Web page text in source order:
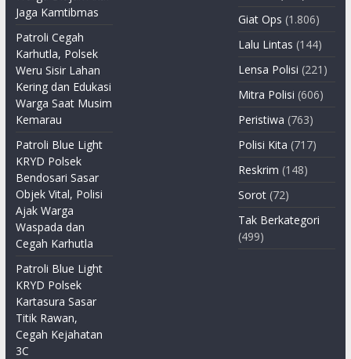
Jaga Kamtibmas
Patroli Cegah
Karhutla, Polsek
Weru Sisir Lahan
Kering dan Edukasi
Warga Saat Musim
Kemarau
Patroli Blue Light
KRYD Polsek
Bendosari Sasar
Objek Vital, Polisi
Ajak Warga
Waspada dan
Cegah Karhutla
Patroli Blue Light
KRYD Polsek
Kartasura Sasar
Titik Rawan,
Cegah Kejahatan
3C
Giat Ops (1.806)
Lalu Lintas (144)
Lensa Polisi (221)
Mitra Polisi (606)
Peristiwa (763)
Polisi Kita (717)
Reskrim (148)
Sorot (72)
Tak Berkategori
(499)